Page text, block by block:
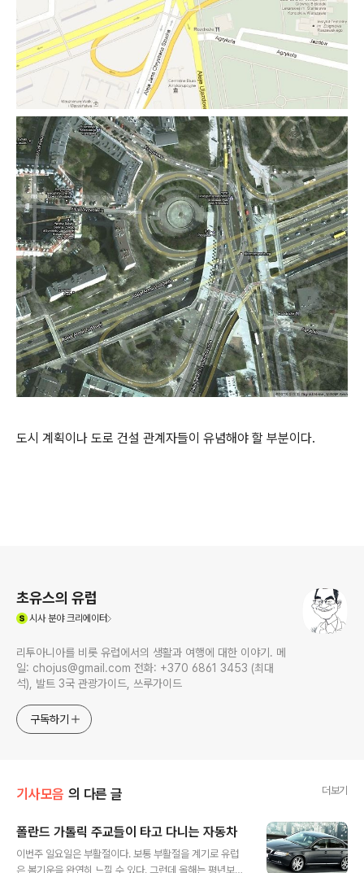
도시 계획이나 도로 건설 관계자들이 유념해야 할 부분이다.
초유스의 유럽
시사분야 크리에이터
리투아니아를 비롯 유럽에서의 생활과 여행에 대한 이야기. 메
일: chojus@gmail.com 전화: +370 6861 3453 (최대
석), 발트 3국 관광가이드, 쓰루가이드
구독하기
기사모음 의 다른 글 더보기
폴란드 가톨릭 주교들이 타고 다니는 자동차
이번주 일요일은 부활절이다. 보통 부활절을 계기로 유럽
은 봄기운을 완연히 느낄 수 있다. 그런데 올해는 평년보다